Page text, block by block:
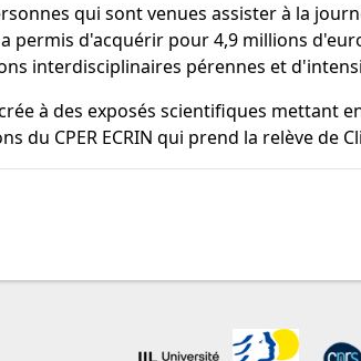
qui sont venues assister à la
permis d'acquérir pour 4,9 millions
interdisciplinaires pérennes et
à des exposés scientifiques mettant
du CPER ECRIN qui prend la relève